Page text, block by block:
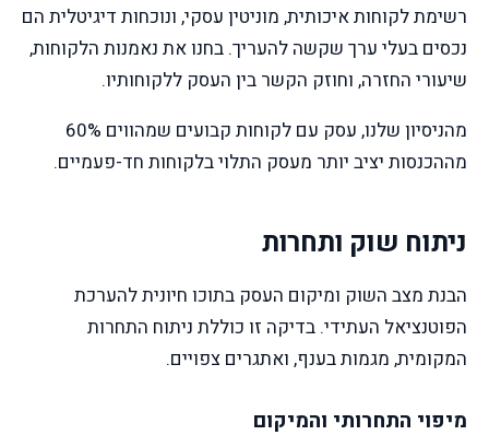
רשימת לקוחות איכותית, מוניטין עסקי, ונוכחות דיגיטלית הם
נכסים בעלי ערך שקשה להעריך. בחנו את נאמנות הלקוחות,
שיעורי החזרה, וחוזק הקשר בין העסק ללקוחותיו.
מהניסיון שלנו, עסק עם לקוחות קבועים שמהווים 60%
מההכנסות יציב יותר מעסק התלוי בלקוחות חד-פעמיים.
ניתוח שוק ותחרות
הבנת מצב השוק ומיקום העסק בתוכו חיונית להערכת
הפוטנציאל העתידי. בדיקה זו כוללת ניתוח התחרות
המקומית, מגמות בענף, ואתגרים צפויים.
מיפוי התחרותי והמיקום